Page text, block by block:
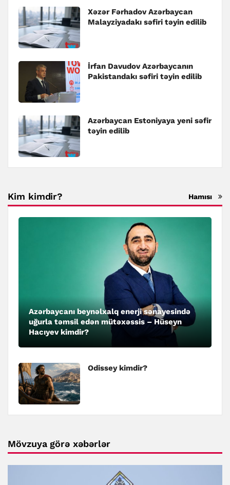
Xəzər Fərhadov Azərbaycan
Malayziyadakı səfiri təyin edilib
İrfan Davudov Azərbaycanın
Pakistandakı səfiri təyin edilib
Azərbaycan Estoniyaya yeni səfir
təyin edilib
Kim kimdir? Hamısı
Azərbaycanı beynəlxalq enerji sənayesində
uğurla təmsil edən mütəxəssis – Hüseyn
Hacıyev kimdir?
Odissey kimdir?
Mövzuya görə xəbərlər